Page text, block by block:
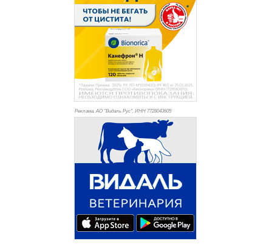
Реклама. АО "Видаль Рус", ИНН 7728043605